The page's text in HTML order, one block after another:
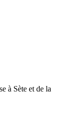
à Sète et de la